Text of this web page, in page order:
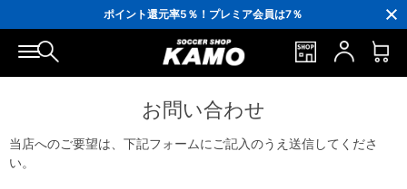
ポイント還元率5％！プレミア会員は7％
会員の方にはお誕生月に「10％OFFクーポン」プレゼント！
16,000円(税込)以上でシューズケースプレゼント！
3,300円(税込)以上で送料無料！
お問い合わせ
当店へのご要望は、下記フォームにご記入のうえ送信してくださ
い。